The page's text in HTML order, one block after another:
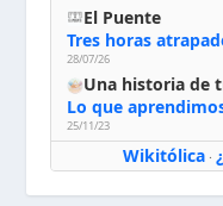
El Puente
Tres horas
28/07/26
Una historia de
Lo que
25/11/23
Wikitólica·